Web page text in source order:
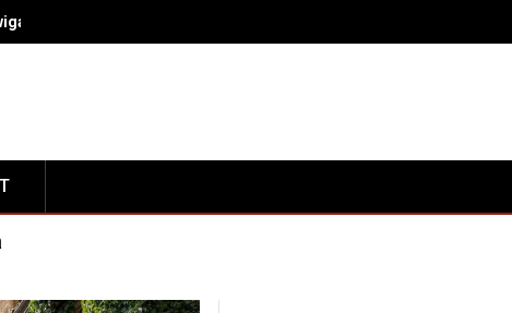
transport, płatności, rezerwacje i zwiedzanie